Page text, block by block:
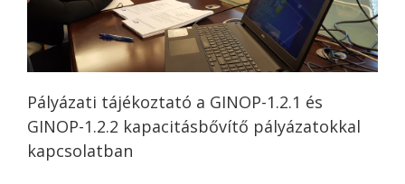
Pályázati tájékoztató a GINOP-1.2.1 és
GINOP-1.2.2 kapacitásbővítő pályázatokkal
kapcsolatban